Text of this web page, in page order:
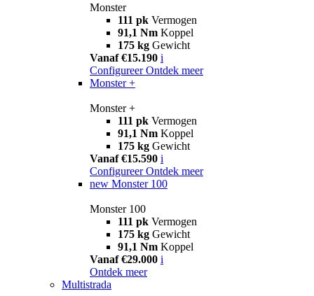
Monster
111 pk Vermogen
91,1 Nm Koppel
175 kg Gewicht
Vanaf €15.190 i
Configureer Ontdek meer
Monster +
Monster +
111 pk Vermogen
91,1 Nm Koppel
175 kg Gewicht
Vanaf €15.590 i
Configureer Ontdek meer
new Monster 100
Monster 100
111 pk Vermogen
175 kg Gewicht
91,1 Nm Koppel
Vanaf €29.000 i
Ontdek meer
Multistrada